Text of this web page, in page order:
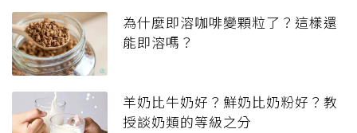
為什麼即溶咖啡變顆粒了？這樣還
能即溶嗎？
羊奶比牛奶好？鮮奶比奶粉好？教
授談奶類的等級之分